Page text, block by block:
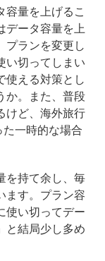
量を上げるこ
データ容量を上
プランを変更し
い切ってしまい
使える対策とし
か。また、普段
けど、海外旅行
一時的な場合
を持て余し、毎
ます。プラン容
使い切ってデー
結局少し多め